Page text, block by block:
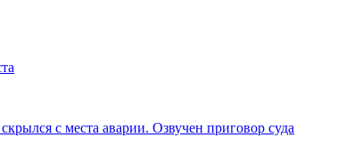
с места аварии. Озвучен приговор суда